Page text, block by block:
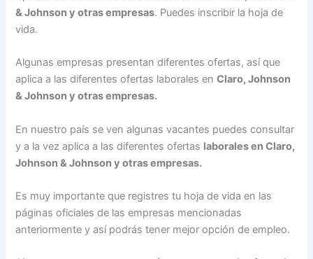
& Johnson y otras empresas. Puedes inscribir la hoja de
vida.
Algunas empresas presentan diferentes ofertas, así que
aplica a las diferentes ofertas laborales enClaro, Johnson
& Johnson y otras empresas.
En nuestro país se ven algunas vacantes puedes consultar
y a la vez aplica a las diferentes ofertas laborales en Claro,
Johnson & Johnson y otras empresas.
Es muy importante que registres tu hoja de vida en las
páginas oficiales de las empresas mencionadas
anteriormente y así podrás tener mejor opción de empleo.